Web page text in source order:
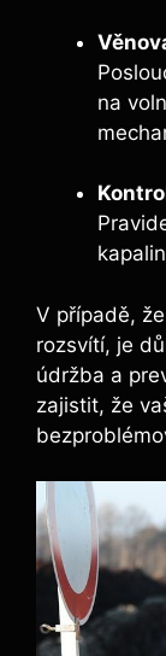
na
V případě,
rozsvítí, je
údržba a
zajistit, že